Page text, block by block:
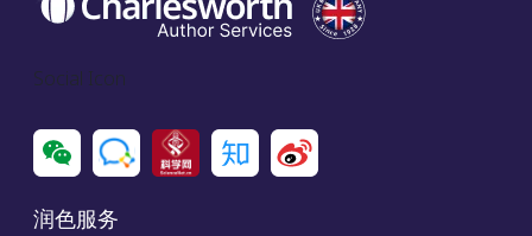
Social Icon
润色服务